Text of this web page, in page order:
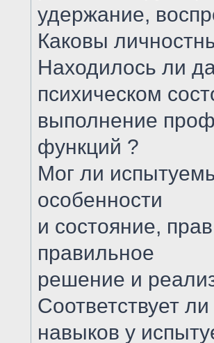
удержание,
Каковы
Находилось ли
психическом
выполнение
функций ?
Мог ли
особенности
и состояние,
правильное
решение и
Соответствует
навыков у